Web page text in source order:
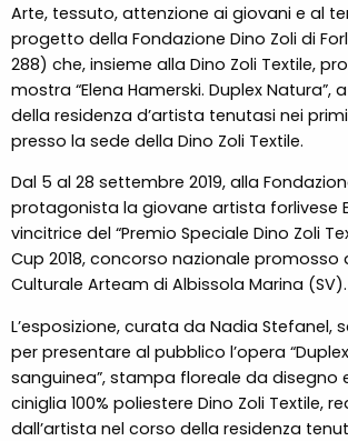
Arte, tessuto, attenzione ai giovani e al
progetto della Fondazione Dino Zoli di
288) che, insieme alla Dino Zoli Textile,
mostra “Elena Hamerski. Duplex Natura”,
della residenza d’artista tenutasi nei
presso la sede della Dino Zoli Textile.
Dal 5 al 28 settembre 2019, alla
protagonista la giovane artista forlivese
vincitrice del “Premio Speciale Dino Zoli
Cup 2018, concorso nazionale promosso
Culturale Arteam di Albissola Marina (SV).
L’esposizione, curata da Nadia Stefanel,
per presentare al pubblico l’opera
sanguinea”, stampa floreale da disegno
ciniglia 100% poliestere Dino Zoli Textile,
dall’artista nel corso della residenza